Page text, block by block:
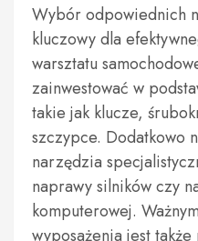
Wybór odpowiednich
kluczowy dla
warsztatu
zainwestować w
takie jak klucze,
szczypce. Dodatkowo
narzędzia
naprawy silników czy
komputerowej.
wyposażenia jest